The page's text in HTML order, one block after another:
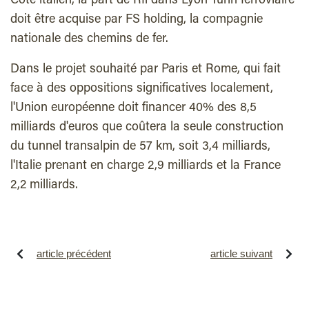
doit être acquise par FS holding, la compagnie
nationale des chemins de fer.
Dans le projet souhaité par Paris et Rome, qui fait
face à des oppositions significatives localement,
l'Union européenne doit financer 40% des 8,5
milliards d'euros que coûtera la seule construction
du tunnel transalpin de 57 km, soit 3,4 milliards,
l'Italie prenant en charge 2,9 milliards et la France
2,2 milliards.
article précédent article suivant